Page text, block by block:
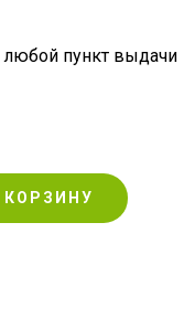
пункт выдачи